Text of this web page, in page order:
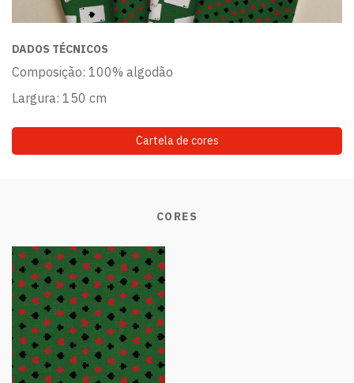
DADOS TÉCNICOS
Composição: 100% algodão
Largura: 150 cm
Cartela de cores
CORES